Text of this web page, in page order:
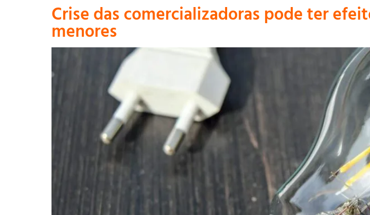
Crise das comercializadoras pode ter
menores